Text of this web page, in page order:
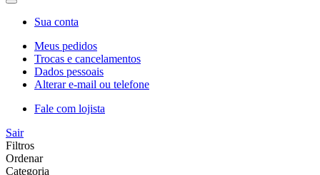
Sua conta
Meus pedidos
Trocas e cancelamentos
Dados pessoais
Alterar e-mail ou telefone
Fale com lojista
Sair
Filtros
Ordenar
Categoria